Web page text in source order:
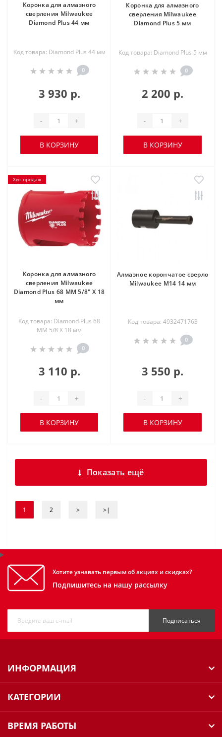
Коронка для алмазного
сверления Milwaukee
Diamond Plus 44 мм
Код товара: Diamond Plus 44 мм
0
3 930 р.
- +
В КОРЗИНУ
Коронка для алмазного
сверления Milwaukee
Diamond Plus 5 мм
Код товара: Diamond Plus 5 мм
0
2 200 р.
- +
В КОРЗИНУ
Хит продаж
Коронка для алмазного
сверления Milwaukee
Diamond Plus 68 ММ 5/8" X 18
мм
Код товара: Diamond Plus 68
ММ 5/8 X 18 мм
0
3 110 р.
- +
В КОРЗИНУ
Алмазное корончатое сверло
Milwaukee М14 14 мм
Код товара: 4932471763
0
3 550 р.
- +
В КОРЗИНУ
Показать ещё
1 2 > >|
Хотите узнавать первым об акциях и скидках?
Подпишитесь на нашу рассылку
Подписаться
ИНФОРМАЦИЯ
КАТЕГОРИИ
ВРЕМЯ РАБОТЫ